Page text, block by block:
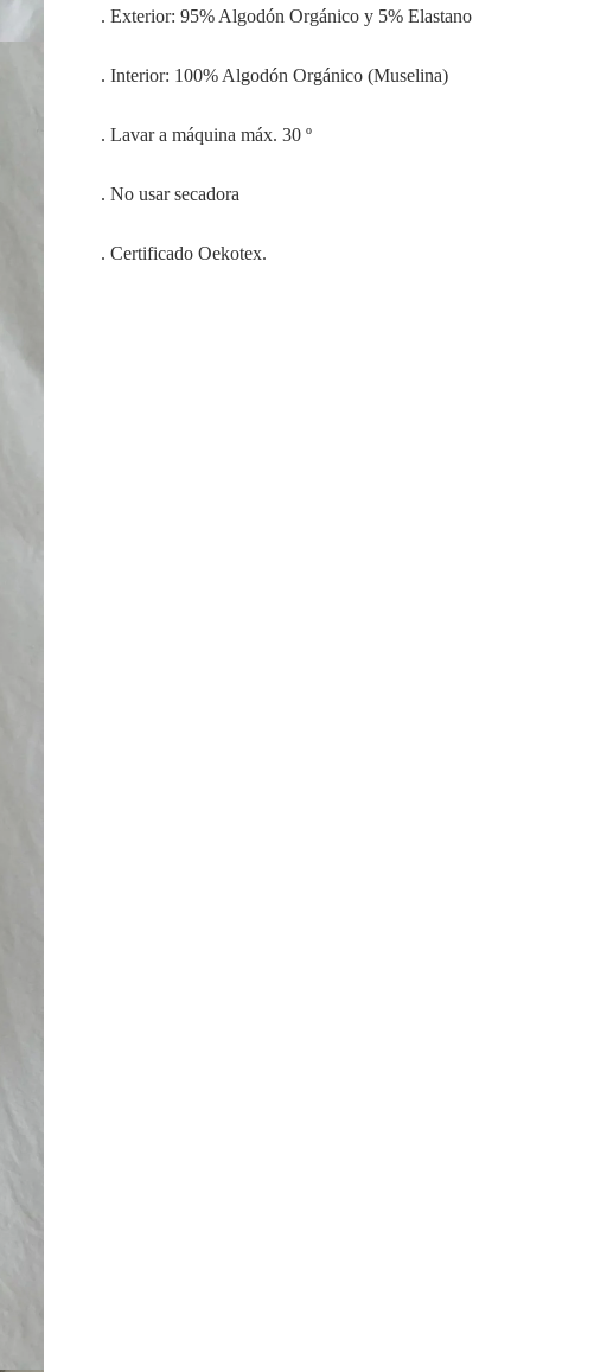
. Exterior: 95% Algodón Orgánico y 5% Elastano
. Interior: 100% Algodón Orgánico (Muselina)
. Lavar a máquina máx. 30 º
. No usar secadora
. Certificado Oekotex.